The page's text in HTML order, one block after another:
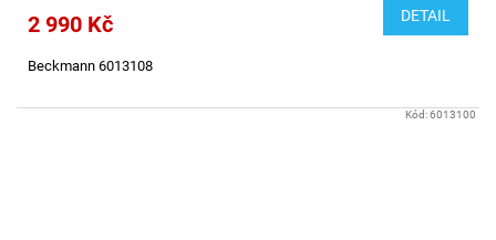
2 990 Kč DETAIL
Beckmann 6013108
Kód:6013100